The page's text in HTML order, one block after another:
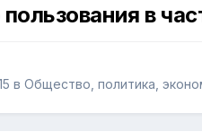
в
в Общество, политика,